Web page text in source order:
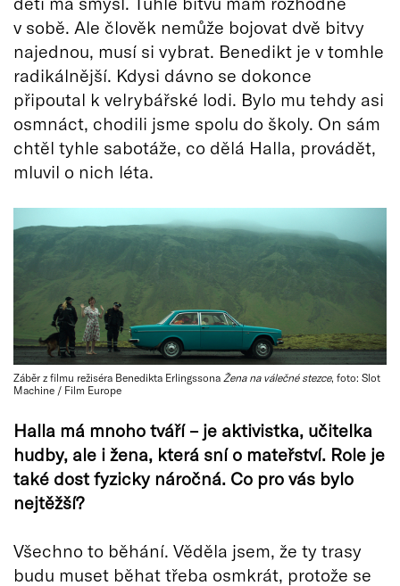
v sobě. Ale člověk nemůže bojovat dvě bitvy
najednou, musí si vybrat. Benedikt je v tomhle
radikálnější. Kdysi dávno se dokonce
připoutal k velrybářské lodi. Bylo mu tehdy asi
osmnáct, chodili jsme spolu do školy. On sám
chtěl tyhle sabotáže, co dělá Halla, provádět,
mluvil o nich léta.
Záběr z filmu režiséra Benedikta Erlingssona Žena na válečné stezce, foto: Slot
Machine / Film Europe
Halla má mnoho tváří – je aktivistka, učitelka
hudby, ale i žena, která sní o mateřství. Role je
také dost fyzicky náročná. Co pro vás bylo
nejtěžší?
Všechno to běhání. Věděla jsem, že ty trasy
budu muset běhat třeba osmkrát, protože se